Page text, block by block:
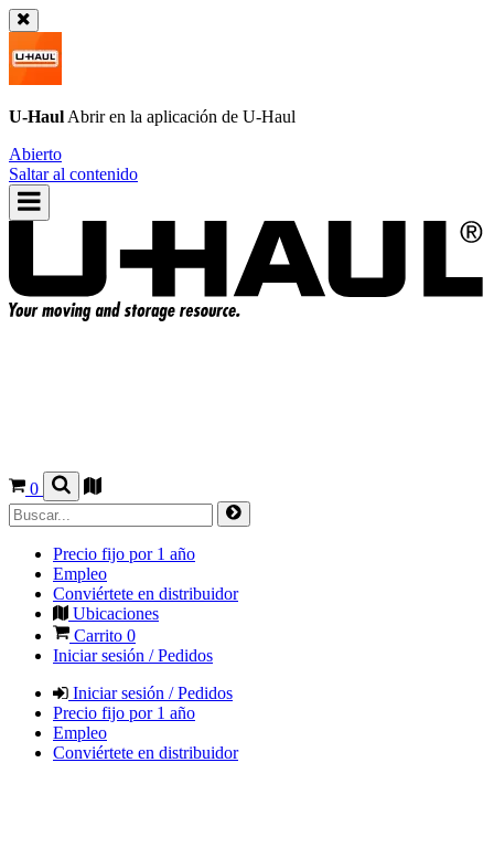
U-Haul Abrir en la aplicación de U-Haul
Abierto
Saltar al contenido
0
Precio fijo por 1 año
Empleo
Conviértete en distribuidor
Ubicaciones
Carrito 0
Iniciar sesión / Pedidos
Iniciar sesión / Pedidos
Precio fijo por 1 año
Empleo
Conviértete en distribuidor